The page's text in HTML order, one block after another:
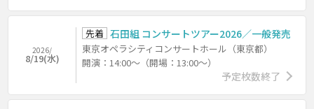
2026/
8/19(水)
先着 石田組 コンサートツアー2026／一般発売
東京オペラシティコンサートホール（東京都）
開演：14:00～（開場：13:00～）
予定枚数終了